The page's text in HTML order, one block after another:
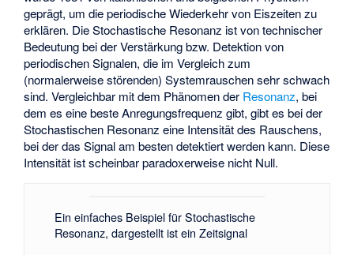
geprägt, um die periodische Wiederkehr von Eiszeiten zu
erklären. Die Stochastische Resonanz ist von technischer
Bedeutung bei der Verstärkung bzw. Detektion von
periodischen Signalen, die im Vergleich zum
(normalerweise störenden) Systemrauschen sehr schwach
sind. Vergleichbar mit dem Phänomen der Resonanz, bei
dem es eine beste Anregungsfrequenz gibt, gibt es bei der
Stochastischen Resonanz eine Intensität des Rauschens,
bei der das Signal am besten detektiert werden kann. Diese
Intensität ist scheinbar paradoxerweise nicht Null.
Ein einfaches Beispiel für Stochastische
Resonanz, dargestellt ist ein Zeitsignal